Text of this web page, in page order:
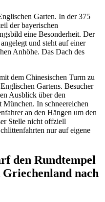
Garten. In der 375
der bayerischen
eine Besonderheit. Der
und steht auf einer
Anhöhe. Das Dach des
dem Chinesischen Turm zu
Gartens. Besucher
Ausblick über den
In schneereichen
an den Hängen um den
Stelle nicht offziell
nur auf eigene
den Rundtempel
nach